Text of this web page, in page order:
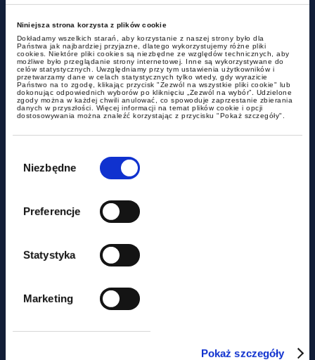
Niniejsza strona korzysta z plików cookie
Dokładamy wszelkich starań, aby korzystanie z naszej strony było dla
Państwa jak najbardziej przyjazne, dlatego wykorzystujemy różne pliki
cookies. Niektóre pliki cookies są niezbędne ze względów technicznych, aby
możliwe było przeglądanie strony internetowej. Inne są wykorzystywane do
celów statystycznych. Uwzględniamy przy tym ustawienia użytkowników i
przetwarzamy dane w celach statystycznych tylko wtedy, gdy wyrazicie
Państwo na to zgodę, klikając przycisk "Zezwól na wszystkie pliki cookie" lub
dokonując odpowiednich wyborów po kliknięciu „Zezwól na wybór”. Udzielone
zgody można w każdej chwili anulować, co spowoduje zaprzestanie zbierania
danych w przyszłości. Więcej informacji na temat plików cookie i opcji
dostosowywania można znaleźć korzystając z przycisku "Pokaż szczegóły".
zgody
Niezbędne
Preferencje
Statystyka
Marketing
Pokaż szczegóły
Eksport zamiast WDT – kiedy
możliwa jest reklasyfikacja
transakcji dla celów VAT?